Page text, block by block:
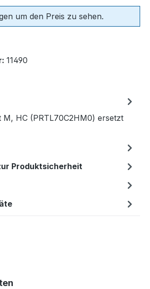
um den Preis zu sehen.
11490
M, HC (PRTL70C2HM0) ersetzt
Produktsicherheit
überspringen